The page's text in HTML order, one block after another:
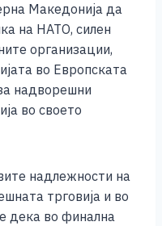
Македонија да
на НАТО, силен
организации,
во Европската
надворешни
во своето
надлежности на
трговија и во
дека во финална